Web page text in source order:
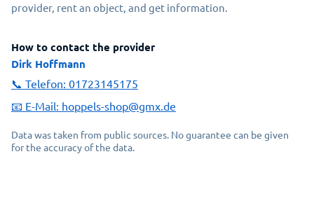
provider, rent an object, and get information.
How to contact the provider
Dirk Hoffmann
📞 Telefon: 01723145175
📧 E-Mail: hoppels-shop@gmx.de
Data was taken from public sources. No guarantee can be given
for the accuracy of the data.